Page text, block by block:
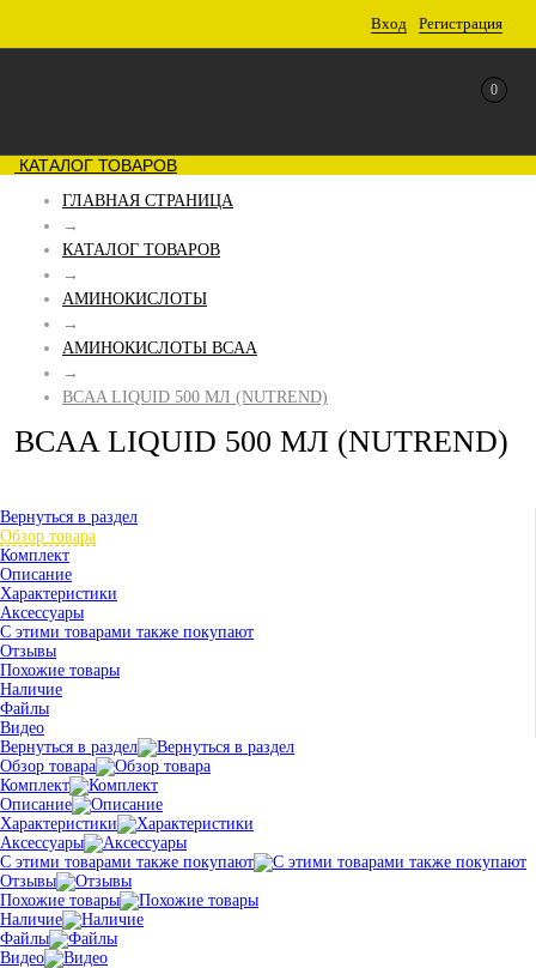
Вход Регистрация
0
КАТАЛОГ ТОВАРОВ
ГЛАВНАЯ СТРАНИЦА
→
КАТАЛОГ ТОВАРОВ
→
АМИНОКИСЛОТЫ
→
АМИНОКИСЛОТЫ BCAA
→
BCAA LIQUID 500 МЛ (NUTREND)
BCAA LIQUID 500 МЛ (NUTREND)
Вернуться в раздел
Обзор товара
Комплект
Описание
Характеристики
Аксессуары
С этими товарами также покупают
Отзывы
Похожие товары
Наличие
Файлы
Видео
Вернуться в раздел
Обзор товара
Комплект
Описание
Характеристики
Аксессуары
С этими товарами также покупают
Отзывы
Похожие товары
Наличие
Файлы
Видео